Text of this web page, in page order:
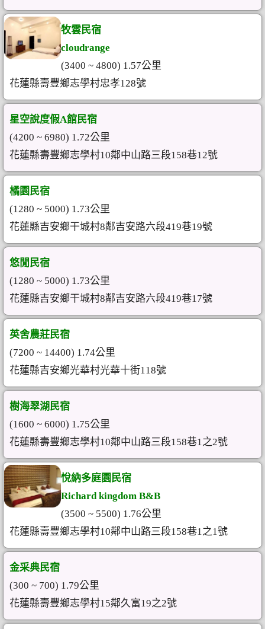
牧雲民宿
cloudrange
(3400 ~ 4800) 1.57公里
花蓮縣壽豐鄉志學村忠孝128號
星空說度假A館民宿
(4200 ~ 6980) 1.72公里
花蓮縣壽豐鄉志學村10鄰中山路三段158巷12號
橘園民宿
(1280 ~ 5000) 1.73公里
花蓮縣吉安鄉干城村8鄰吉安路六段419巷19號
悠閒民宿
(1280 ~ 5000) 1.73公里
花蓮縣吉安鄉干城村8鄰吉安路六段419巷17號
英舍農莊民宿
(7200 ~ 14400) 1.74公里
花蓮縣吉安鄉光華村光華十街118號
樹海翠湖民宿
(1600 ~ 6000) 1.75公里
花蓮縣壽豐鄉志學村10鄰中山路三段158巷1之2號
悅納多庭園民宿
Richard kingdom B&B
(3500 ~ 5500) 1.76公里
花蓮縣壽豐鄉志學村10鄰中山路三段158巷1之1號
金采典民宿
(300 ~ 700) 1.79公里
花蓮縣壽豐鄉志學村15鄰久富19之2號